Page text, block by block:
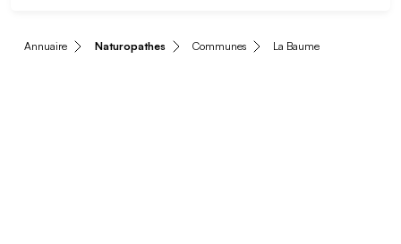
Annuaire Naturopathes Communes La Baume